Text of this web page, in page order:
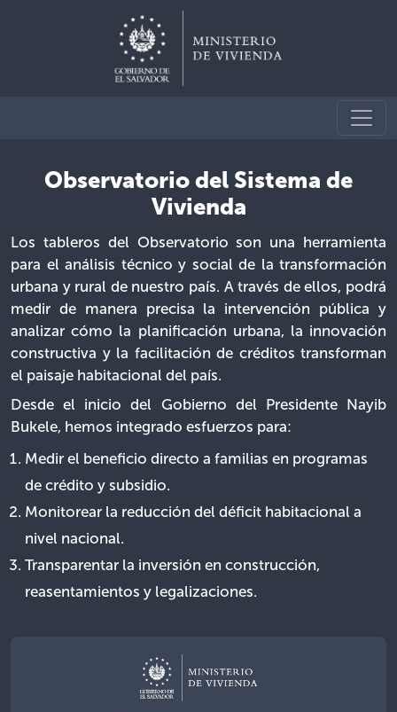
Observatorio del Sistema de
Vivienda
Los tableros del Observatorio son una herramienta
para el análisis técnico y social de la transformación
urbana y rural de nuestro país. A través de ellos, podrá
medir de manera precisa la intervención pública y
analizar cómo la planificación urbana, la innovación
constructiva y la facilitación de créditos transforman
el paisaje habitacional del país.
Desde el inicio del Gobierno del Presidente Nayib
Bukele, hemos integrado esfuerzos para:
Medir el beneficio directo a familias en programas
de crédito y subsidio.
Monitorear la reducción del déficit habitacional a
nivel nacional.
Transparentar la inversión en construcción,
reasentamientos y legalizaciones.